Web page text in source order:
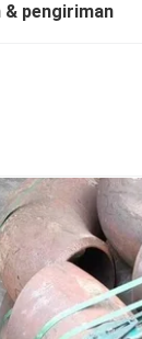
pengiriman